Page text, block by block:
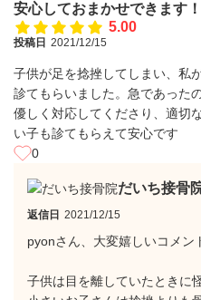
安心しておまかせできます！
5.00
投稿日 2021/12/15
子供が足を捻挫してしまい、私
診てもらいました。急であった
優しく対応してくださり、適切
い子も診てもらえて安心です
0
だいち接骨
返信日 2021/12/15
pyonさん、大変嬉しいコメン
子供は目を離していたときに